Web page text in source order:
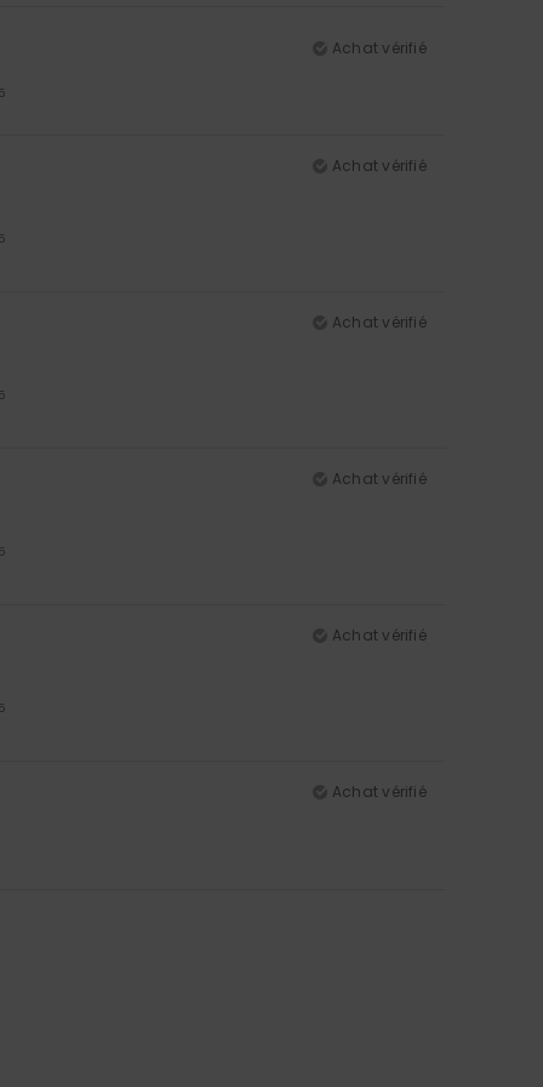
Achat vérifié
Achat vérifié
Achat vérifié
Achat vérifié
Achat vérifié
Achat vérifié